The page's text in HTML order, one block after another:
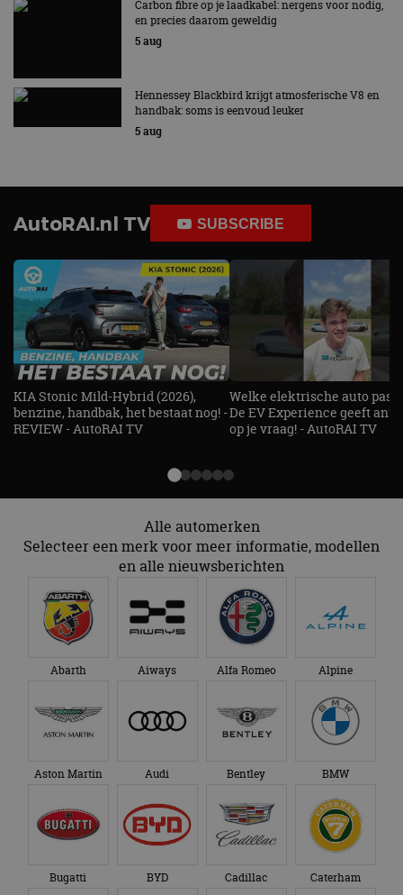
Carbon fibre op je laadkabel: nergens voor nodig,
en precies daarom geweldig
5 aug
Hennessey Blackbird krijgt atmosferische V8 en
handbak: soms is eenvoud leuker
5 aug
AutoRAI.nl TV SUBSCRIBE
KIA Stonic Mild-Hybrid (2026),
benzine, handbak, het bestaat nog! -
REVIEW - AutoRAI TV
Welke elektrische auto past
De EV Experience geeft
op je vraag! - AutoRAI TV
Alle automerken
Selecteer een merk voor meer informatie, modellen
en alle nieuwsberichten
Abarth Aiways Alfa Romeo Alpine
Aston Martin Audi Bentley BMW
Bugatti BYD Cadillac Caterham